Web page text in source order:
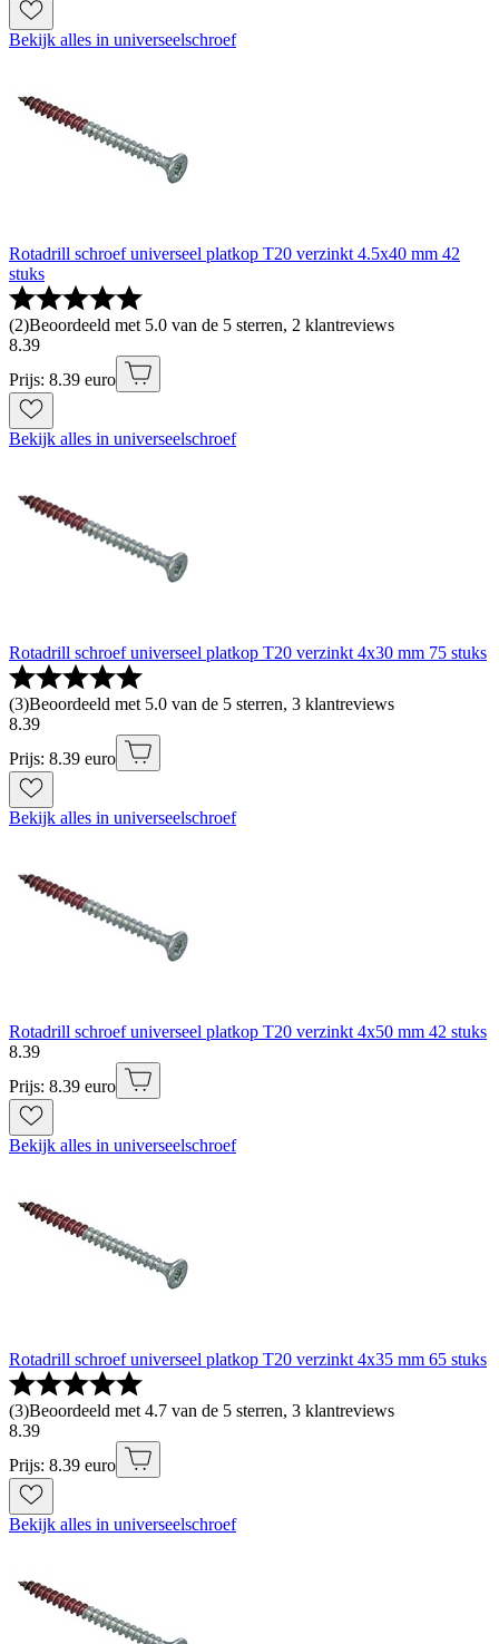
Bekijk alles in universeelschroef
Rotadrill schroef universeel platkop T20 verzinkt 4.5x40 mm 42
stuks
(2)Beoordeeld met 5.0 van de 5 sterren, 2 klantreviews
8.39
Prijs: 8.39 euro
Bekijk alles in universeelschroef
Rotadrill schroef universeel platkop T20 verzinkt 4x30 mm 75 stuks
(3)Beoordeeld met 5.0 van de 5 sterren, 3 klantreviews
8.39
Prijs: 8.39 euro
Bekijk alles in universeelschroef
Rotadrill schroef universeel platkop T20 verzinkt 4x50 mm 42 stuks
8.39
Prijs: 8.39 euro
Bekijk alles in universeelschroef
Rotadrill schroef universeel platkop T20 verzinkt 4x35 mm 65 stuks
(3)Beoordeeld met 4.7 van de 5 sterren, 3 klantreviews
8.39
Prijs: 8.39 euro
Bekijk alles in universeelschroef